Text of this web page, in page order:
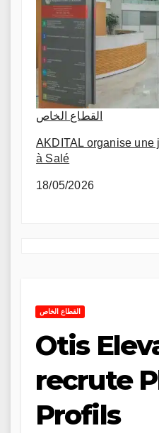
القطاع الخاص
AKDITAL organise une
à Salé
18/05/2026
القطاع الخاص
Otis
recrute
Profils